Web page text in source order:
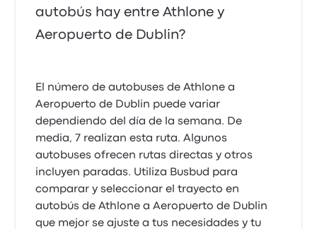
autobús hay entre Athlone y
Aeropuerto de Dublin?
El número de autobuses de Athlone a
Aeropuerto de Dublin puede variar
dependiendo del día de la semana. De
media, 7 realizan esta ruta. Algunos
autobuses ofrecen rutas directas y otros
incluyen paradas. Utiliza Busbud para
comparar y seleccionar el trayecto en
autobús de Athlone a Aeropuerto de Dublin
que mejor se ajuste a tus necesidades y tu